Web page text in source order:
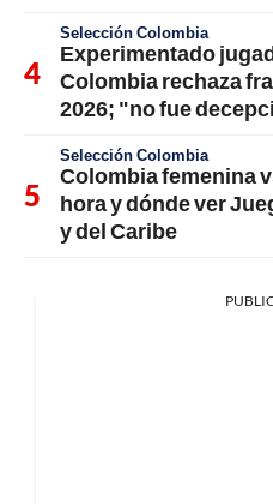
Selección Colombia
Experimentado
Colombia rechaza
2026; "no fue
Selección Colombia
Colombia femenina
hora y dónde ver
y del Caribe